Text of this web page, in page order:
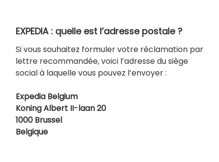
EXPEDIA : quelle est l’adresse postale ?
Si vous souhaitez formuler votre réclamation par
lettre recommandée, voici l’adresse du siège
social à laquelle vous pouvez l’envoyer :
Expedia Belgium
Koning Albert II-laan 20
1000 Brussel
Belgique